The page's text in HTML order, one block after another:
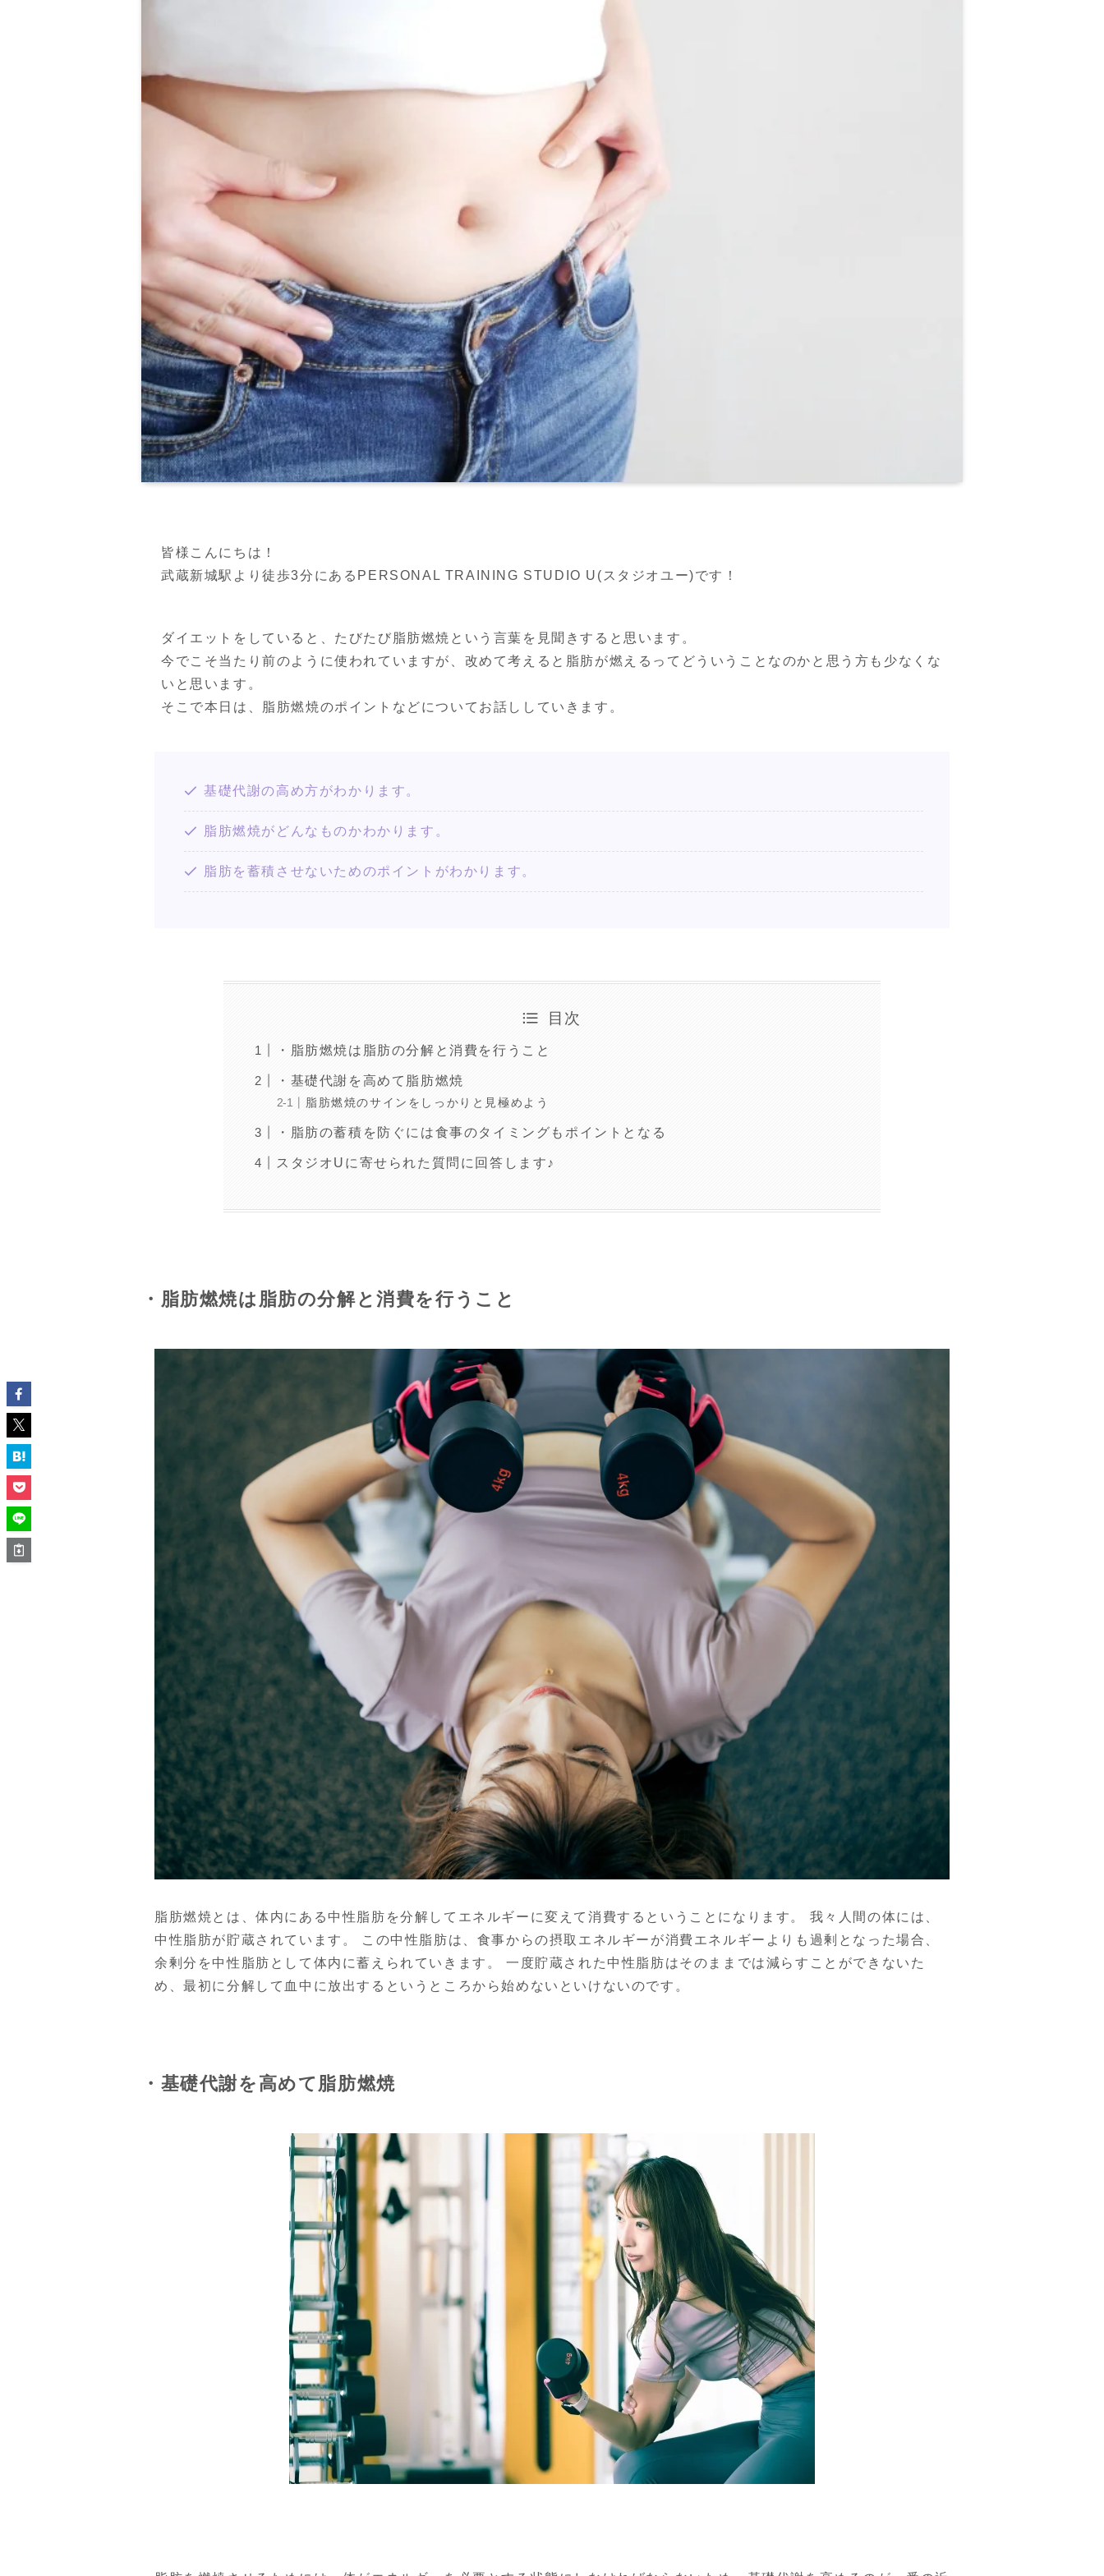
皆様こんにちは！
武蔵新城駅より徒歩3分にあるPERSONAL TRAINING STUDIO U(スタジオユー)です！
ダイエットをしていると、たびたび脂肪燃焼という言葉を見聞きすると思います。
今でこそ当たり前のように使われていますが、改めて考えると脂肪が燃えるってどういうことなのかと思う方も少なくな
いと思います。
そこで本日は、脂肪燃焼のポイントなどについてお話ししていきます。
基礎代謝の高め方がわかります。
脂肪燃焼がどんなものかわかります。
脂肪を蓄積させないためのポイントがわかります。
目次
・脂肪燃焼は脂肪の分解と消費を行うこと
・基礎代謝を高めて脂肪燃焼
脂肪燃焼のサインをしっかりと見極めよう
・脂肪の蓄積を防ぐには食事のタイミングもポイントとなる
スタジオUに寄せられた質問に回答します♪
・脂肪燃焼は脂肪の分解と消費を行うこと
脂肪燃焼とは、体内にある中性脂肪を分解してエネルギーに変えて消費するということになります。 我々人間の体には、
中性脂肪が貯蔵されています。 この中性脂肪は、食事からの摂取エネルギーが消費エネルギーよりも過剰となった場合、
余剰分を中性脂肪として体内に蓄えられていきます。 一度貯蔵された中性脂肪はそのままでは減らすことができないた
め、最初に分解して血中に放出するというところから始めないといけないのです。
・基礎代謝を高めて脂肪燃焼